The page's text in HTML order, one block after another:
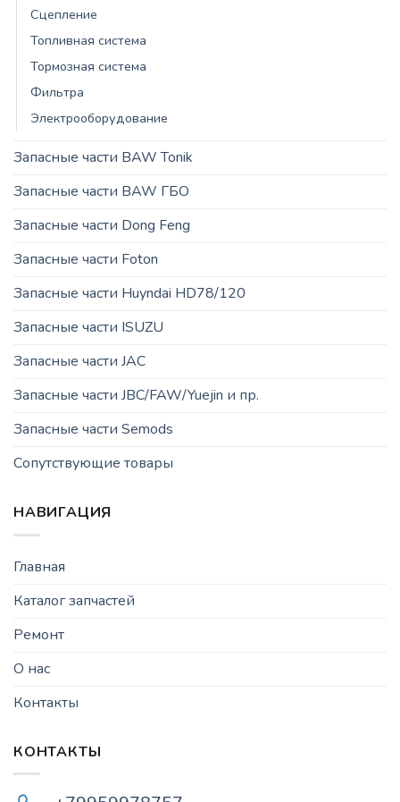
Сцепление
Топливная система
Тормозная система
Фильтра
Электрооборудование
Запасные части BAW Tonik
Запасные части BAW ГБО
Запасные части Dong Feng
Запасные части Foton
Запасные части Huyndai HD78/120
Запасные части ISUZU
Запасные части JAC
Запасные части JBC/FAW/Yuejin и пр.
Запасные части Semods
Сопутствующие товары
НАВИГАЦИЯ
Главная
Каталог запчастей
Ремонт
О нас
Контакты
КОНТАКТЫ